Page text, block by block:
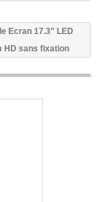
Ecran 17.3" LED
HD sans fixation